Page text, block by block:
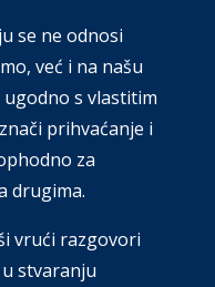
se ne odnosi
već i na našu
s vlastitim
prihvaćanje i
za
drugima.
vrući razgovori
stvaranju